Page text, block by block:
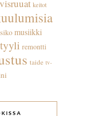
keitot
musiikki
remontti
taide tv-